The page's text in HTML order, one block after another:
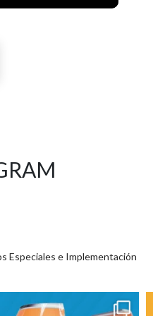
Especiales e Implementación